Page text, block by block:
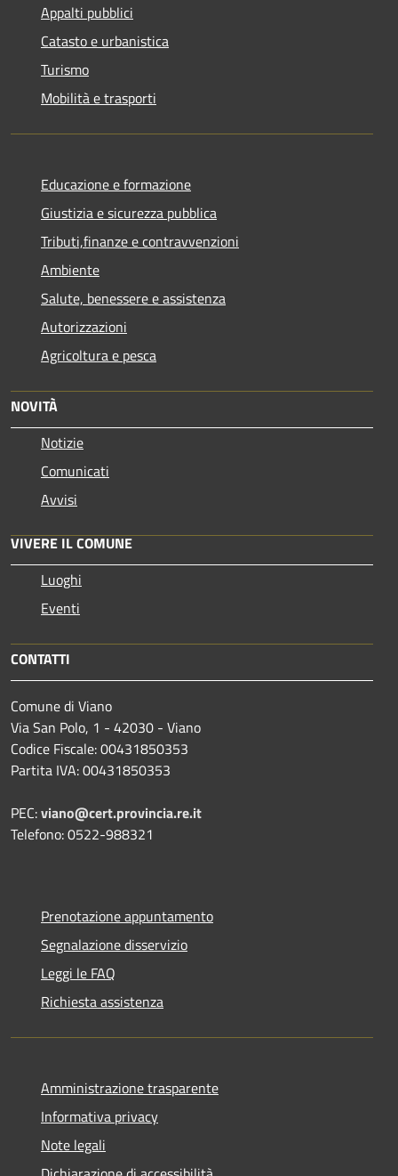
Appalti pubblici
Catasto e urbanistica
Turismo
Mobilità e trasporti
Educazione e formazione
Giustizia e sicurezza pubblica
Tributi,finanze e contravvenzioni
Ambiente
Salute, benessere e assistenza
Autorizzazioni
Agricoltura e pesca
NOVITÀ
Notizie
Comunicati
Avvisi
VIVERE IL COMUNE
Luoghi
Eventi
CONTATTI
Comune di Viano
Via San Polo, 1 - 42030 - Viano
Codice Fiscale: 00431850353
Partita IVA: 00431850353
PEC:viano@cert.provincia.re.it
Telefono: 0522-988321
Prenotazione appuntamento
Segnalazione disservizio
Leggi le FAQ
Richiesta assistenza
Amministrazione trasparente
Informativa privacy
Note legali